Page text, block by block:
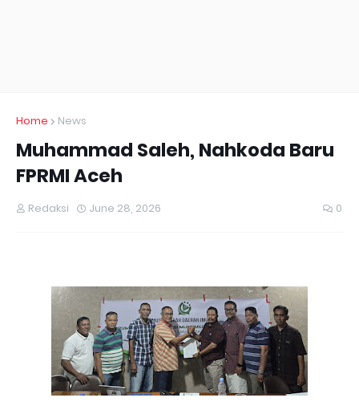
Home News
Muhammad Saleh, Nahkoda Baru
FPRMI Aceh
Redaksi June 28, 2026 0